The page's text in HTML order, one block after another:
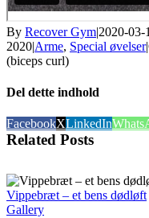
By Recover Gym|2020-03-
2020|Arme, Special øvelser|
(biceps curl)
Del dette indhold
FacebookXLinkedIn
Related Posts
Vippebræt – et bens dødløft
Gallery